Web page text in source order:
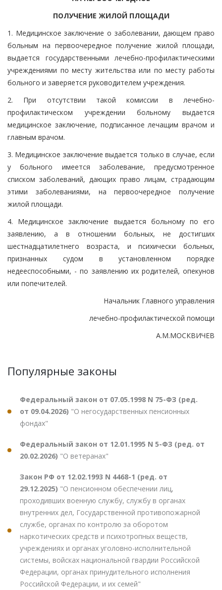
ПОЛУЧЕНИЕ ЖИЛОЙ ПЛОЩАДИ
1. Медицинское заключение о заболевании, дающем право
больным на первоочередное получение жилой площади,
выдается государственными лечебно-профилактическими
учреждениями по месту жительства или по месту работы
больного и заверяется руководителем учреждения.
2. При отсутствии такой комиссии в лечебно-
профилактическом учреждении больному выдается
медицинское заключение, подписанное лечащим врачом и
главным врачом.
3. Медицинское заключение выдается только в случае, если
у больного имеется заболевание, предусмотренное
списком заболеваний, дающих право лицам, страдающим
этими заболеваниями, на первоочередное получение
жилой площади.
4. Медицинское заключение выдается больному по его
заявлению, а в отношении больных, не достигших
шестнадцатилетнего возраста, и психически больных,
признанных судом в установленном порядке
недееспособными, - по заявлению их родителей, опекунов
или попечителей.
Начальник Главного управления
лечебно-профилактической помощи
А.М.МОСКВИЧЕВ
Популярные законы
Федеральный закон от 07.05.1998 N 75-ФЗ (ред.
от 09.04.2026) "О негосударственных пенсионных
фондах"
Федеральный закон от 12.01.1995 N 5-ФЗ (ред. от
20.02.2026) "О ветеранах"
Закон РФ от 12.02.1993 N 4468-1 (ред. от
29.12.2025) "О пенсионном обеспечении лиц,
проходивших военную службу, службу в органах
внутренних дел, Государственной противопожарной
службе, органах по контролю за оборотом
наркотических средств и психотропных веществ,
учреждениях и органах уголовно-исполнительной
системы, войсках национальной гвардии Российской
Федерации, органах принудительного исполнения
Российской Федерации, и их семей"